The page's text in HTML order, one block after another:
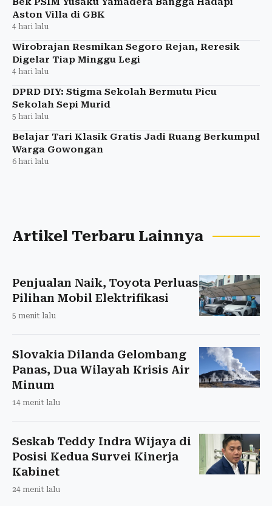
Aston Villa di GBK
4 hari lalu
Wirobrajan Resmikan Segoro Rejan, Reresik
Digelar Tiap Minggu Legi
4 hari lalu
DPRD DIY: Stigma Sekolah Bermutu Picu
Sekolah Sepi Murid
5 hari lalu
Belajar Tari Klasik Gratis Jadi Ruang Berkumpul
Warga Gowongan
6 hari lalu
Artikel Terbaru Lainnya
Penjualan Naik, Toyota Perluas
Pilihan Mobil Elektrifikasi
5 menit lalu
Slovakia Dilanda Gelombang
Panas, Dua Wilayah Krisis Air
Minum
14 menit lalu
Seskab Teddy Indra Wijaya di
Posisi Kedua Survei Kinerja
Kabinet
24 menit lalu